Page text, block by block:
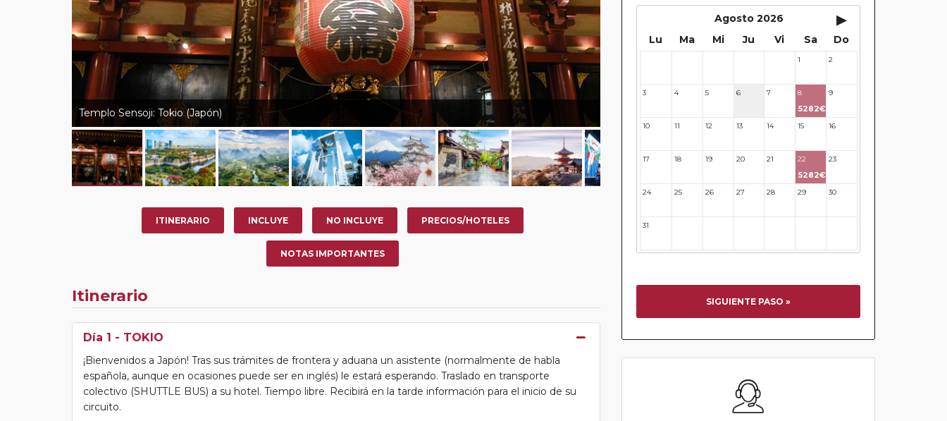
Templo Sensoji: Tokio (Japón)
ITINERARIO INCLUYE NO INCLUYE PRECIOS/HOTELES
NOTAS IMPORTANTES
Itinerario
Día 1 - TOKIO
¡Bienvenidos a Japón! Tras sus trámites de frontera y aduana un asistente (normalmente de habla
española, aunque en ocasiones puede ser en inglés) le estará esperando. Traslado en transporte
colectivo (SHUTTLE BUS) a su hotel. Tiempo libre. Recibirá en la tarde información para el inicio de su
circuito.
Agosto 2026
▸
Lu Ma Mi Ju Vi Sa Do
1 2
3 4 5 6 7 8
5282€
9
10 11 12 13 14 15 16
17 18 19 20 21 22
5282€
23
24 25 26 27 28 29 30
31
SIGUIENTE PASO »